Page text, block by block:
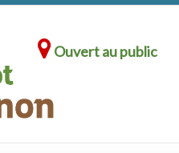
Ouvert au public